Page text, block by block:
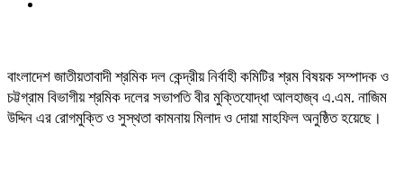
বাংলাদেশ জাতীয়তাবাদী শ্রমিক দল কেন্দ্রীয় নির্বাহী কমিটির শ্রম বিষয়ক সম্পাদক ও
চট্টগ্রাম বিভাগীয় শ্রমিক দলের সভাপতি বীর মুক্তিযোদ্ধা আলহাজ্ব এ.এম. নাজিম
উদ্দিন এর রোগমুক্তি ও সুস্থতা কামনায় মিলাদ ও দোয়া মাহফিল অনুষ্ঠিত হয়েছে।